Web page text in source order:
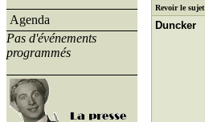
Agenda
Pas d'événements
programmés
Revoir le sujet
Duncker